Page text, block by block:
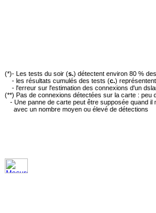
(*)- Les tests du soir (s.) détectent environ 80 %
- les résultats cumulés des tests (c.)
- l'erreur sur l'estimation des connexions d'un
(**) Pas de connexions détectées sur la carte : peu
- Une panne de carte peut être supposée quand
avec un nombre moyen ou élevé de détections